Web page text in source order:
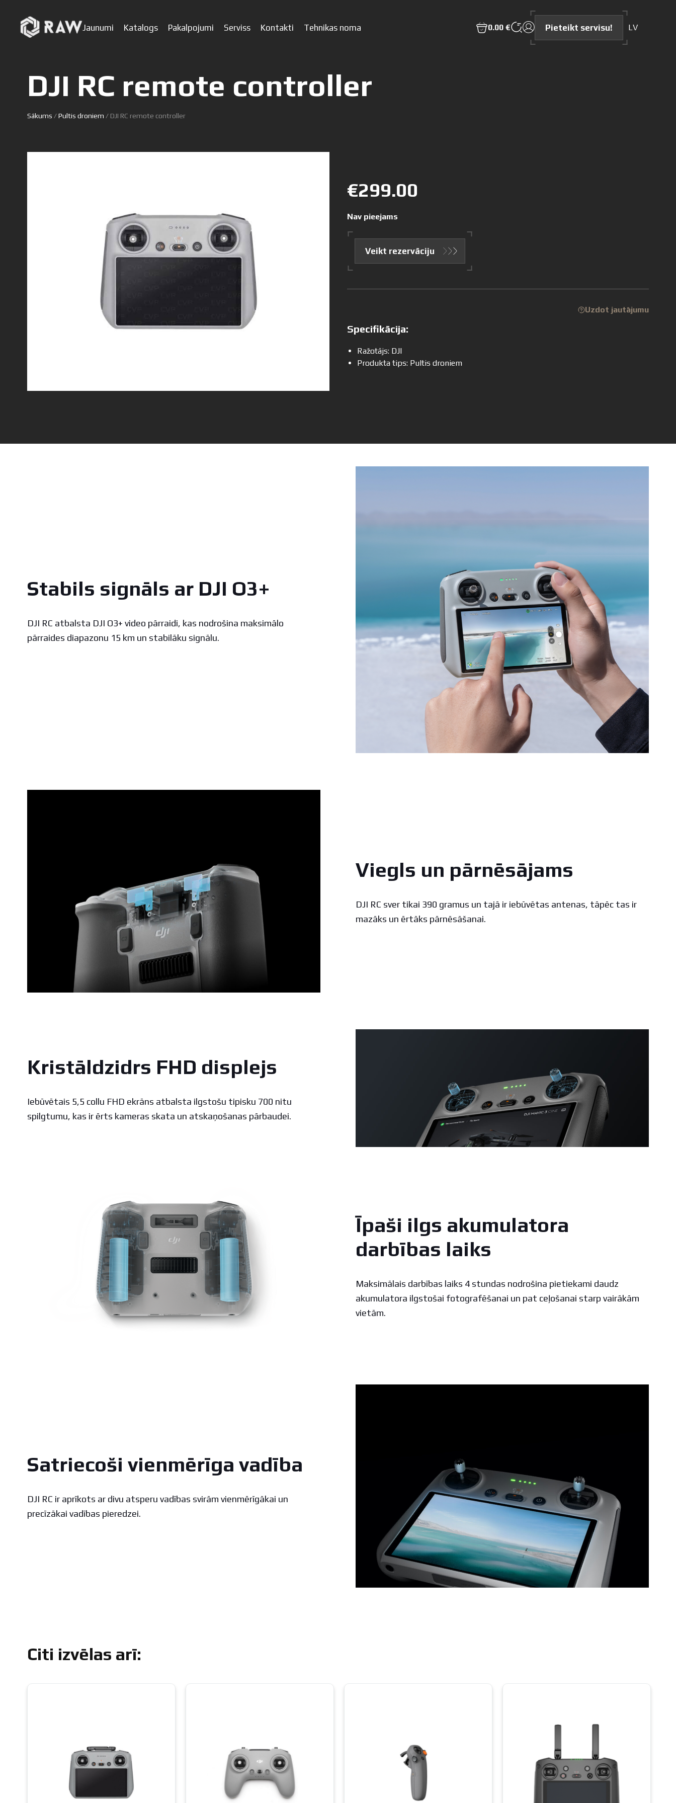
Jaunumi Katalogs Pakalpojumi Serviss Kontakti Tehnikas noma 0.00 € Pieteikt servisu! LV
DJI RC remote controller
Sākums /Pultis droniem / DJI RC remote controller
€299.00
Nav pieejams
Veikt rezervāciju
Uzdot jautājumu
Specifikācija:
Ražotājs: DJI
Produkta tips: Pultis droniem
Stabils signāls ar DJI O3+
DJI RC atbalsta DJI O3+ video pārraidi, kas nodrošina maksimālo
pārraides diapazonu 15 km un stabilāku signālu.
Viegls un pārnēsājams
DJI RC sver tikai 390 gramus un tajā ir iebūvētas antenas, tāpēc tas ir
mazāks un ērtāks pārnēsāšanai.
Kristāldzidrs FHD displejs
Iebūvētais 5,5 collu FHD ekrāns atbalsta ilgstošu tipisku 700 nitu
spilgtumu, kas ir ērts kameras skata un atskaņošanas pārbaudei.
Īpaši ilgs akumulatora
darbības laiks
Maksimālais darbības laiks 4 stundas nodrošina pietiekami daudz
akumulatora ilgstošai fotografēšanai un pat ceļošanai starp vairākām
vietām.
Satriecoši vienmērīga vadība
DJI RC ir aprīkots ar divu atsperu vadības svirām vienmērīgākai un
precīzākai vadības pieredzei.
Citi izvēlas arī: